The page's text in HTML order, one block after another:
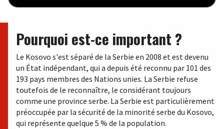
Pourquoi est-ce important ?
Le Kosovo s'est séparé de la Serbie en 2008 et est devenu
un État indépendant, qui a depuis été reconnu par 101 des
193 pays membres des Nations unies. La Serbie refuse
toutefois de le reconnaître, le considérant toujours
comme une province serbe. La Serbie est particulièrement
préoccupée par la sécurité de la minorité serbe du Kosovo,
qui représente quelque 5 % de la population.